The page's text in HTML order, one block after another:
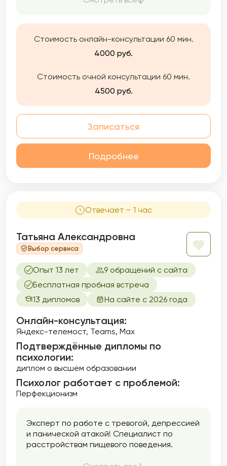
стороны я могу гарантировать безопасное
пространство, в котором Вам можно
Глубинная психотерапия рождается в
выстраивается благодаря взаимному
доверию.
Стоимость онлайн-консультации 60 мин.
4000 руб.
Стоимость очной консультации 60 мин.
4500 руб.
Записаться
Подробнее
Отвечает ~ 1 час
Татьяна Александровна
Выбор сервиса
Опыт 13 лет
9 обращений с сайта
Бесплатная пробная встреча
13 дипломов
На сайте с 2026 года
Онлайн-консультация:
Яндекс-телемост, Teams, Max
Подтверждённые дипломы по
психологии:
диплом о высшем образовании
Психолог работает с проблемой:
Перфекционизм
Эксперт по работе с тревогой, депрессией
и панической атакой! Специалист по
расстройствам пищевого поведения.